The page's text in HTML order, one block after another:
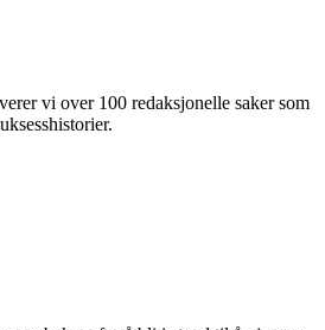
vi over 100 redaksjonelle saker som